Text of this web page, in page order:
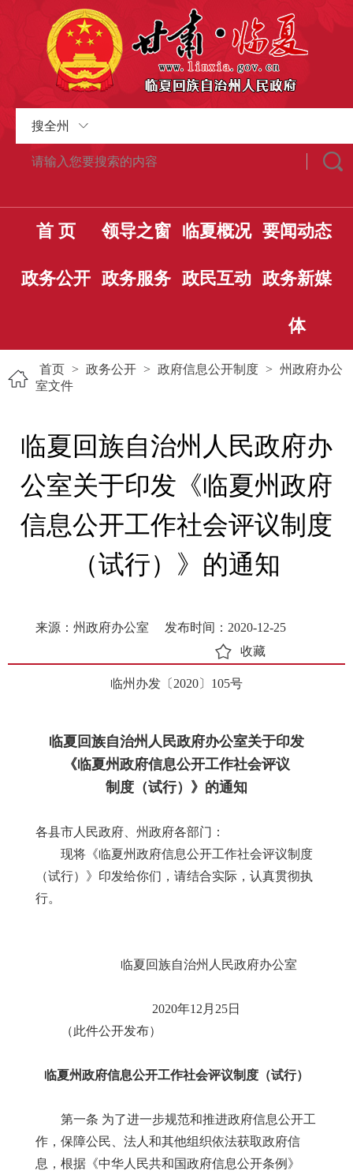
搜全州
首 页 领导之窗 临夏概况 要闻动态
政务公开 政务服务 政民互动 政务新媒
体
首页 > 政务公开 > 政府信息公开制度 > 州政府办公
室文件
临夏回族自治州人民政府办
公室关于印发《临夏州政府
信息公开工作社会评议制度
（试行）》的通知
来源：州政府办公室
发布时间：2020-12-25
收藏
临州办发〔2020〕105号
临夏回族自治州人民政府办公室关于印发
《临夏州政府信息公开工作社会评议
制度（试行）》的通知
各县市人民政府、州政府各部门：
现将《临夏州政府信息公开工作社会评议制度
（试行）》印发给你们，请结合实际，认真贯彻执
行。
临夏回族自治州人民政府办公室
2020年12月25日
（此件公开发布）
临夏州政府信息公开工作社会评议制度（试行）
第一条 为了进一步规范和推进政府信息公开工
作，保障公民、法人和其他组织依法获取政府信
息，根据《中华人民共和国政府信息公开条例》